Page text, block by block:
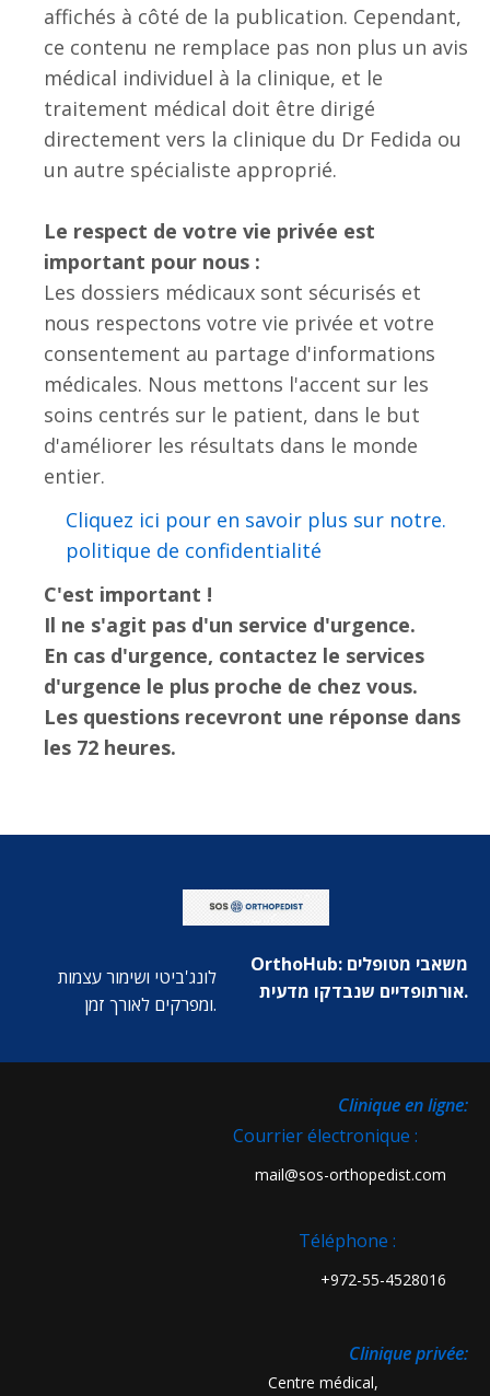
affichés à côté de la publication. Cependant,
ce contenu ne remplace pas non plus un avis
médical individuel à la clinique, et le
traitement médical doit être dirigé
directement vers la clinique du Dr Fedida ou
un autre spécialiste approprié.
Le respect de votre vie privée est
important pour nous :
Les dossiers médicaux sont sécurisés et
nous respectons votre vie privée et votre
consentement au partage d'informations
médicales. Nous mettons l'accent sur les
soins centrés sur le patient, dans le but
d'améliorer les résultats dans le monde
entier.
.Cliquez ici pour en savoir plus sur notre
politique de confidentialité
C'est important !
Il ne s'agit pas d'un service d'urgence.
En cas d'urgence, contactez le services
d'urgence le plus proche de chez vous.
Les questions recevront une réponse dans
les 72 heures.
OrthoHub: משאבי מטופלים
אורתופדיים שנבדקו מדעית.
לונג'ביטי ושימור עצמות
ומפרקים לאורך זמן.
:Clinique en ligne
Courrier électronique :
mail@sos-orthopedist.com
Téléphone :
972-55-4528016+
:Clinique privée
Centre médical,